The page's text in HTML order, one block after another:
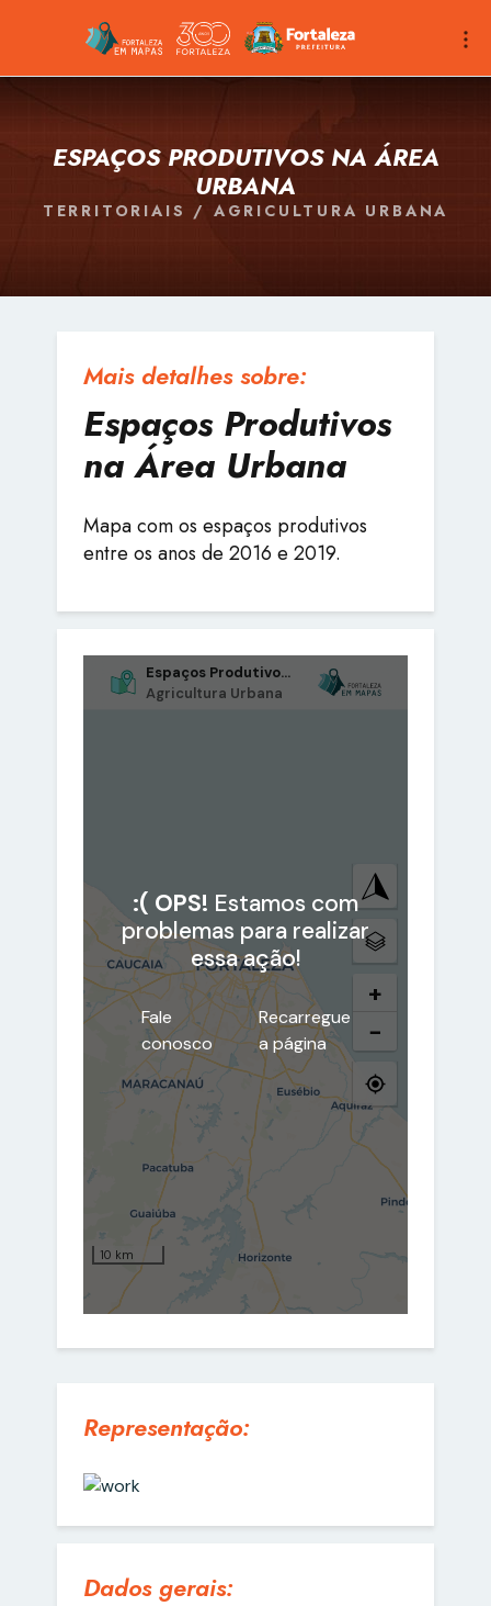
ESPAÇOS PRODUTIVOS NA ÁREA
URBANA
TERRITORIAIS / AGRICULTURA URBANA
Mais detalhes sobre:
Espaços Produtivos
na Área Urbana
Mapa com os espaços produtivos
entre os anos de 2016 e 2019.
Representação:
Dados gerais: